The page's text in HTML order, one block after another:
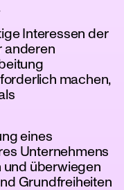
Interessen der
anderen
machen,
eines
Unternehmens
und überwiegen
Grundfreiheiten